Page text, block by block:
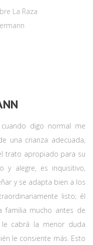
La Raza
cuando digo normal me
una crianza adecuada,
trato apropiado para su
y alegre, es inquisitivo,
y se adapta bien a los
listo; él
mucho antes de
cabrá la menor duda
le consiente más. Esto